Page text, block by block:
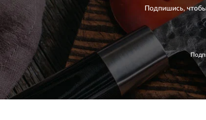
Подпишись,